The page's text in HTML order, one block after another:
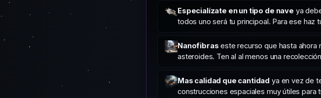
Especialízate en un tipo de nave ya
todos uno será tu principoal. Para ese haz
Nanofibras este recurso que hasta
asteroides. Ten al al menos una
Mas calidad que cantidad ya en vez de
construcciones espaciales muy útiles